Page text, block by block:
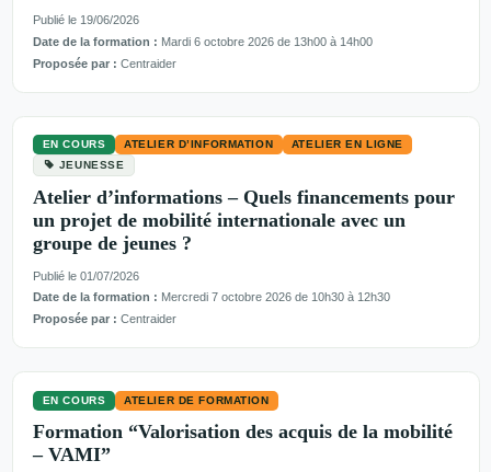
Publié le 19/06/2026
Date de la formation : Mardi 6 octobre 2026 de 13h00 à 14h00
Proposée par : Centraider
EN COURS ATELIER D’INFORMATION
ATELIER EN LIGNE
JEUNESSE
Atelier d’informations – Quels financements pour
un projet de mobilité internationale avec un
groupe de jeunes ?
Publié le 01/07/2026
Date de la formation : Mercredi 7 octobre 2026 de 10h30 à 12h30
Proposée par : Centraider
EN COURS ATELIER DE FORMATION
Formation “Valorisation des acquis de la mobilité
– VAMI”